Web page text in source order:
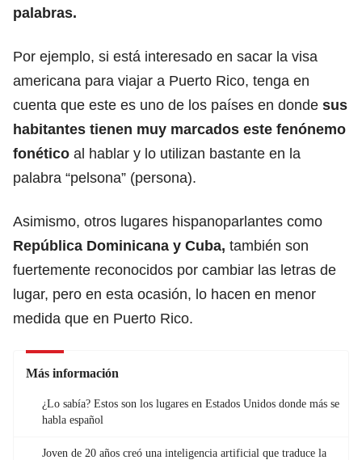
palabras.
Por ejemplo, si está interesado en sacar la visa
americana para viajar a Puerto Rico, tenga en
cuenta que este es uno de los países en donde sus
habitantes tienen muy marcados este fenónemo
fonético al hablar y lo utilizan bastante en la
palabra “pelsona” (persona).
Asimismo, otros lugares hispanoparlantes como
República Dominicana y Cuba, también son
fuertemente reconocidos por cambiar las letras de
lugar, pero en esta ocasión, lo hacen en menor
medida que en Puerto Rico.
Más información
¿Lo sabía? Estos son los lugares en Estados Unidos donde más se
habla español
Joven de 20 años creó una inteligencia artificial que traduce la